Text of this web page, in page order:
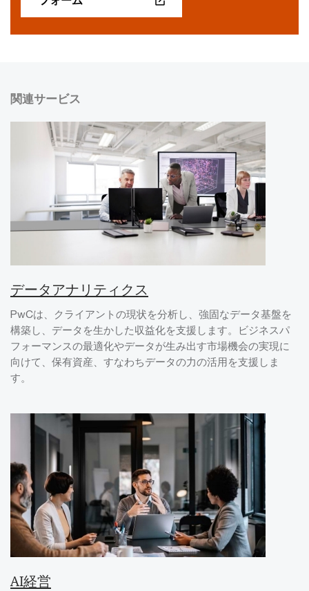
関連サービス
データアナリティクス
PwCは、クライアントの現状を分析し、強固なデータ基盤を
構築し、データを生かした収益化を支援します。ビジネスパ
フォーマンスの最適化やデータが生み出す市場機会の実現に
向けて、保有資産、すなわちデータの力の活用を支援しま
す。
AI経営